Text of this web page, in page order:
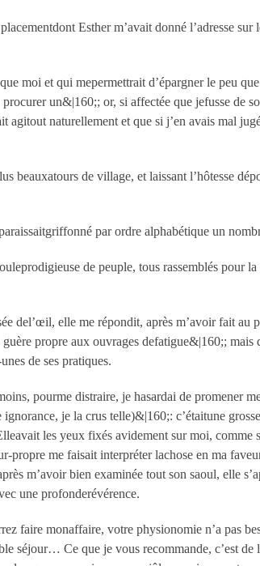
Esther m’avait donné l’adresse sur
moi et qui mepermettrait d’épargner le peu
un&|160;; or, si affectée que jefusse de
agitout naturellement et que si j’en avais mal
beauxatours de village, et laissant l’hôtesse
par ordre alphabétique un
de peuple, tous rassemblés pour la
del’œil, elle me répondit, après m’avoir fait au
propre aux ouvrages defatigue&|160;; mais
de ses pratiques.
pourme distraire, je hasardai de promener
je la crus telle)&|160;: c’étaitune
les yeux fixés avidement sur moi, comme
propre me faisait interpréter lachose en ma
m’avoir bien examinée tout son saoul, elle
une profonderévérence.
faire monaffaire, votre physionomie n’a pas
séjour… Ce que je vous recommande, c’est de